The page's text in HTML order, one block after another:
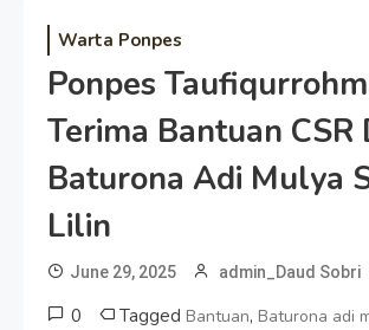
Warta Ponpes
Ponpes
Terima Bantuan CSR
Baturona Adi Mulya
Lilin
June 29, 2025 admin_Daud Sobri
0 Tagged Bantuan, Baturona adi